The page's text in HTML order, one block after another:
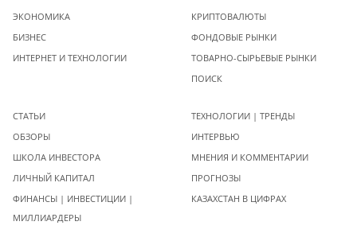
ЭКОНОМИКА
БИЗНЕС
ИНТЕРНЕТ И ТЕХНОЛОГИИ
КРИПТОВАЛЮТЫ
ФОНДОВЫЕ РЫНКИ
ТОВАРНО-СЫРЬЕВЫЕ РЫНКИ
ПОИСК
СТАТЬИ
ОБЗОРЫ
ШКОЛА ИНВЕСТОРА
ЛИЧНЫЙ КАПИТАЛ
ФИНАНСЫ | ИНВЕСТИЦИИ |
МИЛЛИАРДЕРЫ
ТЕХНОЛОГИИ | ТРЕНДЫ
ИНТЕРВЬЮ
МНЕНИЯ И КОММЕНТАРИИ
ПРОГНОЗЫ
КАЗАХСТАН В ЦИФРАХ